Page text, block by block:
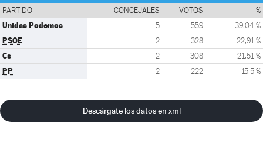
PARTIDO CONCEJALES VOTOS %
Unidas Podemos 5 559 39,04 %
PSOE 2 328 22,91 %
Cs 2 308 21,51 %
PP 2 222 15,5 %
Descárgate los datos en xml